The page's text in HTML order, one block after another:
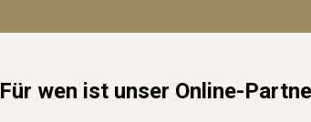
Für wen ist unser Online-